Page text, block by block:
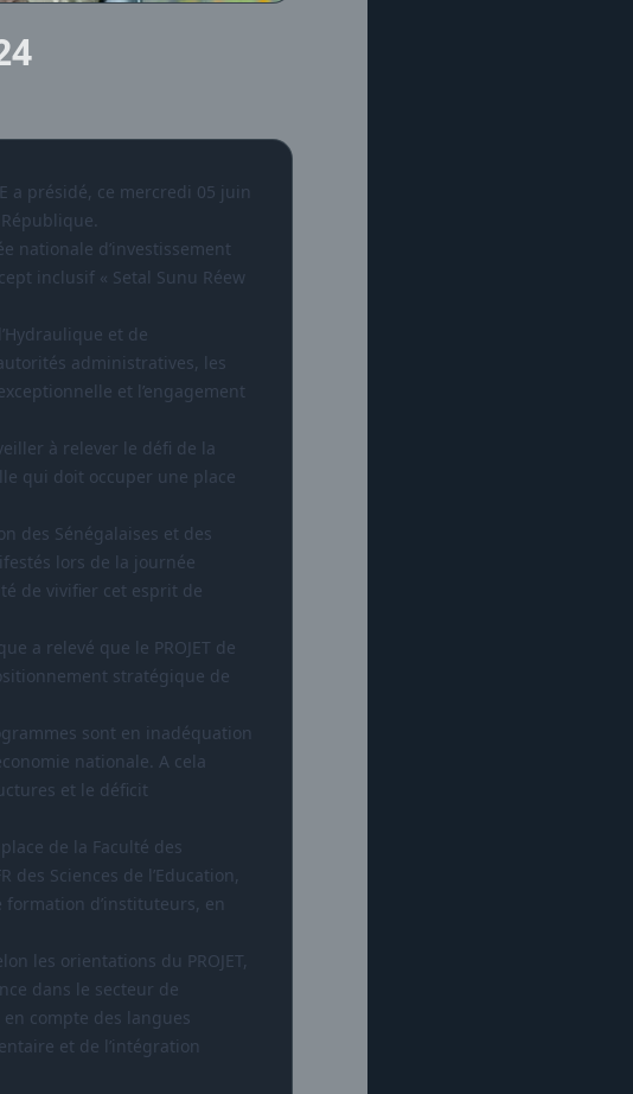
a présidé, ce mercredi 05 juin
nationale d’investissement
inclusif « Setal Sunu Réew
et de
administratives, les
et l’engagement
à relever le défi de la
qui doit occuper une place
des Sénégalaises et des
lors de la journée
de vivifier cet esprit de
a relevé que le PROJET de
stratégique de
sont en inadéquation
nationale. A cela
et le déficit
de la Faculté des
des Sciences de l’Education,
formation d’instituteurs, en
les orientations du PROJET,
dans le secteur de
en compte des langues
et de l’intégration